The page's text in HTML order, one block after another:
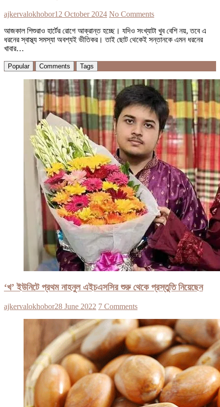
ajkervalokhobor12 October 2024 No Comments
আজকাল শিশুরাও হার্টের রোগে আক্রান্ত হচ্ছে। যদিও সংখ্যাটা খুব বেশি নয়, তবে এ
ধরনের স্বাস্থ্য সমস্যা অবশ্যই ভীতিকর। তাই ছোট থেকেই সন্তানকে এমন ধরনের
খাবার…
Popular Comments Tags
‘খ’ ইউনিটে প্রথম নাহনুল এইচএসসির শুরু থেকে প্রস্তুতি নিয়েছেন
ajkervalokhobor28 June 2022 7 Comments